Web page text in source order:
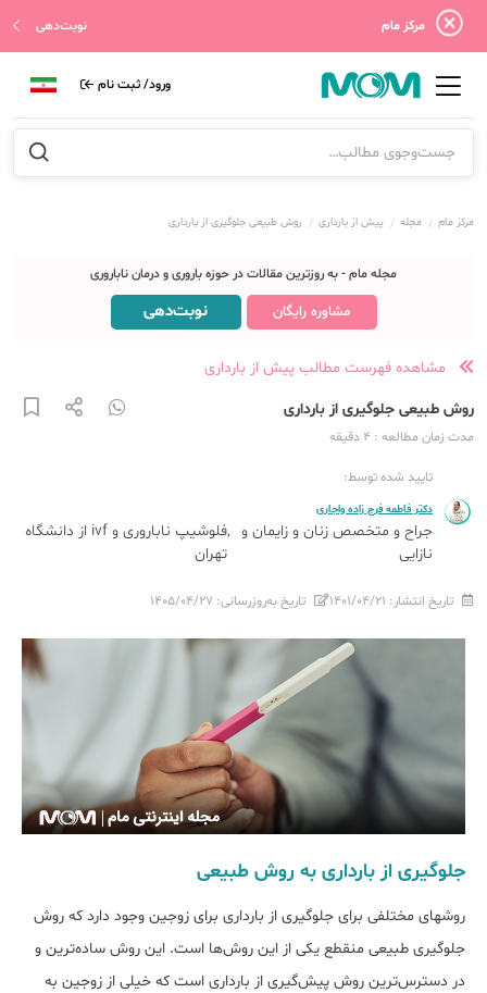
مرکز مام نوبت‌دهی
ورود/ ثبت نام
مرکز مام مجله پیش از بارداری روش طبیعی جلوگیری از بارداری
مجله مام - به روزترین مقالات در حوزه باروری و درمان ناباروری
مشاوره رایگان نوبت‌دهی
مشاهده فهرست مطالب پیش از بارداری
روش طبیعی جلوگیری از بارداری
مدت زمان مطالعه : 4 دقیقه
تایید شده توسط:
دکتر فاطمه فرج زاده واجاری
جراح و متخصص زنان و زایمان و
نازایی
فلوشیپ ناباروری و ivf از دانشگاه
تهران
تاریخ انتشار: ۱۴۰۱/۰۴/۲۱ تاریخ به‌روزرسانی: ۱۴۰۵/۰۴/۲۷
جلوگیری از بارداری به روش طبیعی
روش‎های مختلفی برای جلوگیری از بارداری برای زوجین وجود دارد که روش
جلوگیری طبیعی منقطع یکی از این روش‌ها است. این روش ساده‌‎ترین و
در دسترس‎‌ترین روش پیش‌گیری از بارداری است که خیلی از زوجین به